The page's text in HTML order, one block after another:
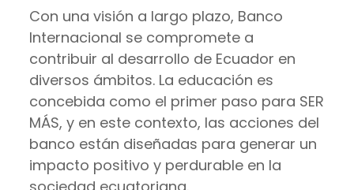
Con una visión a largo plazo, Banco
Internacional se compromete a
contribuir al desarrollo de Ecuador en
diversos ámbitos. La educación es
concebida como el primer paso para SER
MÁS, y en este contexto, las acciones del
banco están diseñadas para generar un
impacto positivo y perdurable en la